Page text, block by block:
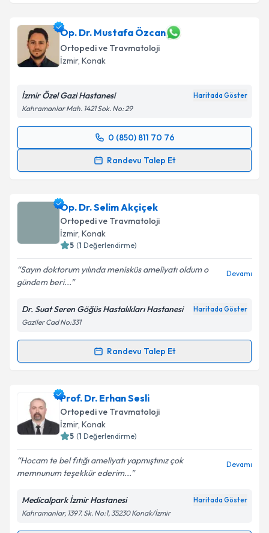
Op. Dr. Mustafa Özcan
Ortopedi ve Travmatoloji
İzmir, Konak
İzmir Özel Gazi Hastanesi Haritada Göster
Kahramanlar Mah. 1421 Sok. No: 29
0 (850) 811 70 76
Randevu Talep Et
Randevu Takvimi Talebi
takvim hazırlandığında e-posta ile bilgilendireceğiz.
E-posta Adresiniz
kapsamda işlenmesini kabul ediyorum.
Takvim Talebini Gönder
Op. Dr. Selim Akçiçek
Ortopedi ve Travmatoloji
İzmir, Konak
5 (1 Değerlendirme)
Sayın doktorum yılında menisküs ameliyatı oldum o
gündem beri...
Devamı
Dr. Suat Seren Göğüs Hastalıkları Hastanesi Haritada Göster
Gaziler Cad No:331
Randevu Talep Et
Randevu Takvimi Talebi
Op. Dr. Selim Akçiçekiçin randevu takvimi talebi
oluşturun. Size bu uzmandan randevu almanız için bir
takvim hazırlandığında e-posta ile bilgilendireceğiz.
Kişisel verilerimin işlenmesine ilişkin
Aydınlatma
Metni'ni okudum ve kişisel verilerimin belirtilen
kapsamda işlenmesini kabul ediyorum.
Prof. Dr. Erhan Sesli
Ortopedi ve Travmatoloji
İzmir, Konak
5 (1 Değerlendirme)
Hocam te bel fıtığı ameliyatı yapmıştınız çok
memnunum teşekkür ederim...
Devamı
Medicalpark İzmir Hastanesi Haritada Göster
Kahramanlar, 1397. Sk. No:1, 35230 Konak/İzmir